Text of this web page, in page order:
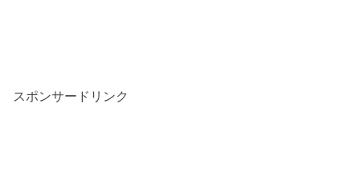
スポンサードリンク